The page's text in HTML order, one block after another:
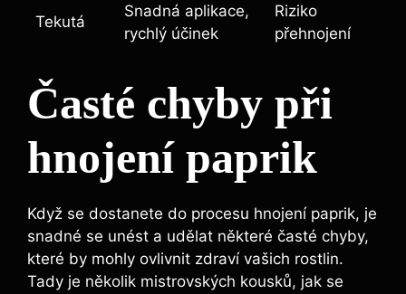
Tekutá
Snadná aplikace,
rychlý účinek
Riziko
přehnojení
Časté chyby‍ při
‌hnojení paprik
Když se dostanete do procesu‌ hnojení paprik, je
snadné se unést a udělat ​některé časté chyby,⁣
které by mohly ovlivnit zdraví vašich rostlin.
Tady ​je několik mistrovských kousků, jak se